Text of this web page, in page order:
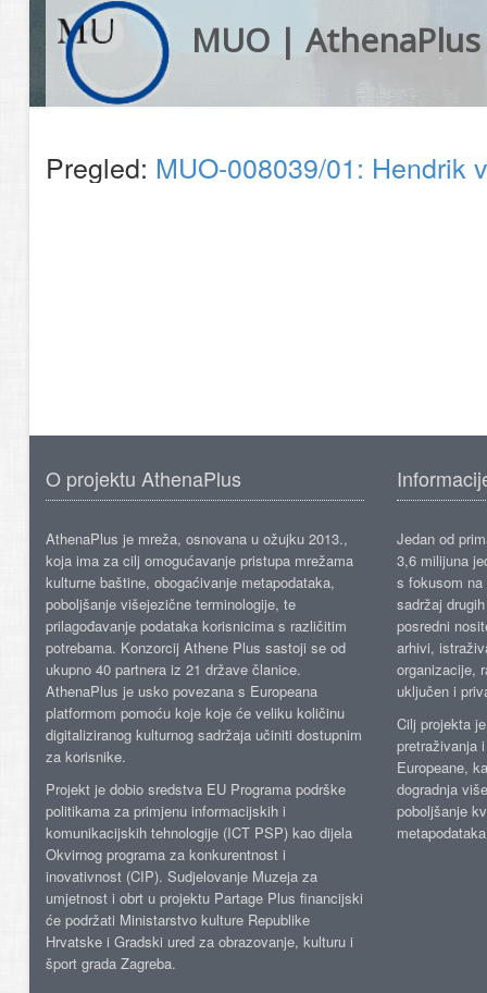
MUO | AthenaPlus
Pregled: MUO-008039/01: Hendrik
O projektu AthenaPlus
AthenaPlus je mreža, osnovana u ožujku 2013.,
koja ima za cilj omogućavanje pristupa mrežama
kulturne baštine, obogaćivanje metapodataka,
poboljšanje višejezične terminologije, te
prilagođavanje podataka korisnicima s različitim
potrebama. Konzorcij Athene Plus sastoji se od
ukupno 40 partnera iz 21 države članice.
AthenaPlus je usko povezana s Europeana
platformom pomoću koje koje će veliku količinu
digitaliziranog kulturnog sadržaja učiniti dostupnim
za korisnike.
Projekt je dobio sredstva EU Programa podrške
politikama za primjenu informacijskih i
komunikacijskih tehnologije (ICT PSP) kao dijela
Okvirnog programa za konkurentnost i
inovativnost (CIP). Sudjelovanje Muzeja za
umjetnost i obrt u projektu Partage Plus financijski
će podržati Ministarstvo kulture Republike
Hrvatske i Gradski ured za obrazovanje, kulturu i
šport grada Zagreba.
Jedan od
3,6 milijuna
s fokusom
sadržaj
posredni
arhivi,
organizacije,
uključen i
Cilj projekta
pretraživanja
Europeane,
dogradnja
poboljšanje